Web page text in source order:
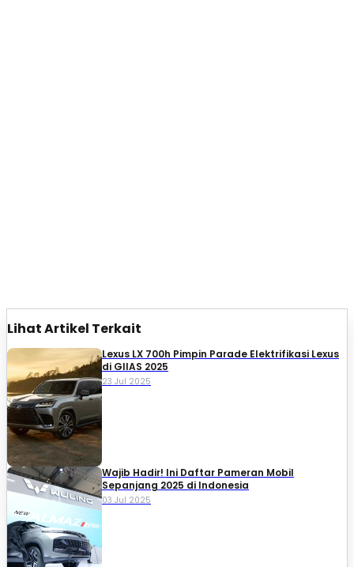
Lihat Artikel Terkait
Lexus LX 700h Pimpin Parade Elektrifikasi Lexus
di GIIAS 2025
23 Jul 2025
Wajib Hadir! Ini Daftar Pameran Mobil
Sepanjang 2025 di Indonesia
03 Jul 2025